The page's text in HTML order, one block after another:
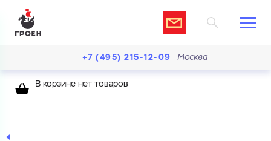
+7 (495) 215-12-09 Москва
В корзине нет товаров